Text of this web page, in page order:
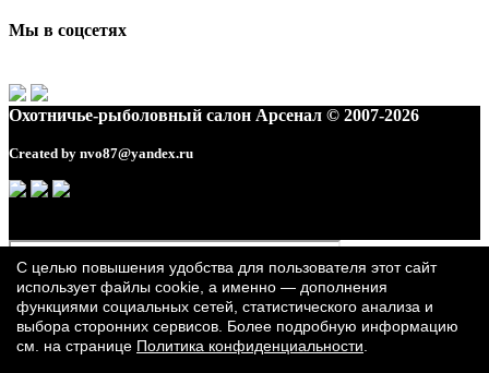
Мы в соцсетях
Охотничье-рыболовный салон Арсенал © 2007-2026
Created by nvo87@yandex.ru
С целью повышения удобства для пользователя этот сайт
использует файлы cookie, а именно — дополнения
функциями социальных сетей, статистического анализа и
выбора сторонних сервисов. Более подробную информацию
см. на странице Политика конфиденциальности